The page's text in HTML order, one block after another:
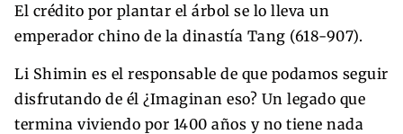
El crédito por plantar el árbol se lo lleva un
emperador chino de la dinastía Tang (618-907).
Li Shimin es el responsable de que podamos seguir
disfrutando de él ¿Imaginan eso? Un legado que
termina viviendo por 1400 años y no tiene nada